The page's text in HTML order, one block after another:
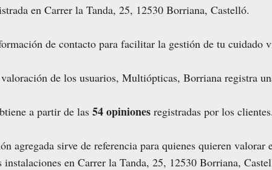
en Carrer la Tanda, 25, 12530 Borriana, Castelló.
de contacto para facilitar la gestión de tu cuidado
de los usuarios, Multiópticas, Borriana registra
a partir de las 54 opiniones registradas por los clientes.
agregada sirve de referencia para quienes quieren
instalaciones en Carrer la Tanda, 25, 12530 Borriana,